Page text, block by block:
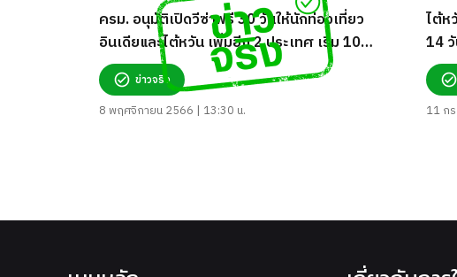
ครม. อนุมัติเปิดวีซ่าฟรี 30 วันให้นักท่องเที่ยว
อินเดียและไต้หวัน เพิ่มอีก 2 ประเทศ เริ่ม 10
พ.ย. 66-10 พ.ค. 67 จริงหรือ?
ข่าวจริง
8 พฤศจิกายน 2566 | 13:30 น.
ไต้ห
14
11 ก